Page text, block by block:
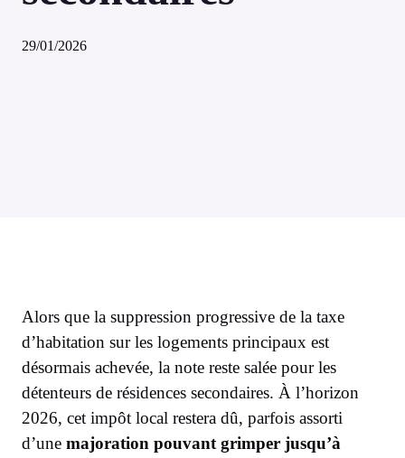
29/01/2026
Alors que la suppression progressive de la taxe
d’habitation sur les logements principaux est
désormais achevée, la note reste salée pour les
détenteurs de résidences secondaires. À l’horizon
2026, cet impôt local restera dû, parfois assorti
d’une majoration pouvant grimper jusqu’à